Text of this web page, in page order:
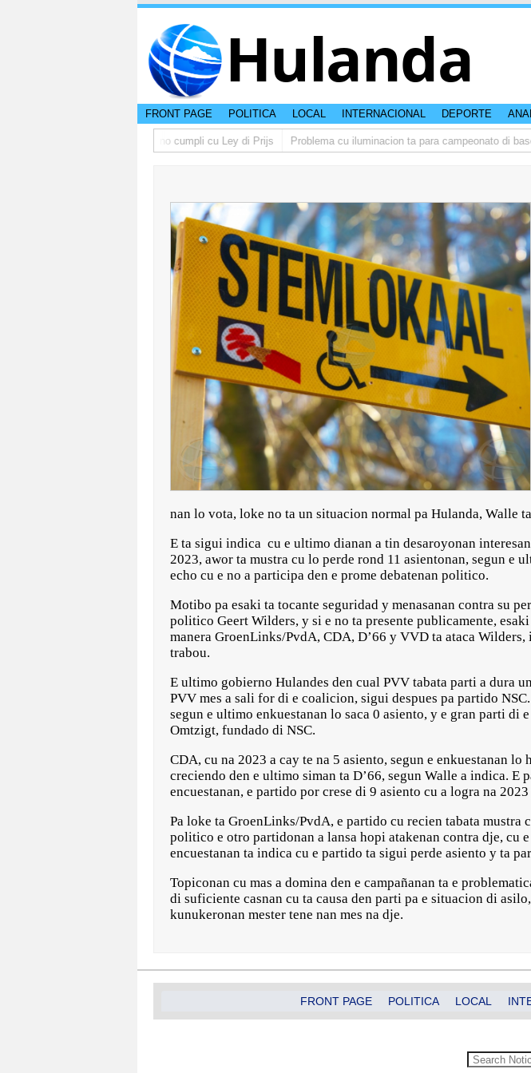
Hulanda
FRONT PAGE POLITICA LOCAL INTERNACIONAL DEPORTE
lo multa supermercado cu no cumpli cu Ley di Prijs Problema cu iluminacion ta para campeonato di baseball
nan lo vota, loke no ta un situacion normal pa Hulanda, Walle
E ta sigui indica cu e ultimo dianan a tin desaroyonan
2023, awor ta mustra cu lo perde rond 11 asientonan, segun e
echo cu e no a participa den e prome debatenan politico.
Motibo pa esaki ta tocante seguridad y menasanan contra su
politico Geert Wilders, y si e no ta presente publicamente,
manera GroenLinks/PvdA, CDA, D’66 y VVD ta ataca
trabou.
E ultimo gobierno Hulandes den cual PVV tabata parti a dura
PVV mes a sali for di e coalicion, sigui despues pa partido
segun e ultimo enkuestanan lo saca 0 asiento, y e gran parti
Omtzigt, fundado di NSC.
CDA, cu na 2023 a cay te na 5 asiento, segun e enkuestanan
creciendo den e ultimo siman ta D’66, segun Walle a indica. E
encuestanan, e partido por crese di 9 asiento cu a logra na
Pa loke ta GroenLinks/PvdA, e partido cu recien tabata
politico e otro partidonan a lansa hopi atakenan contra dje, cu
encuestanan ta indica cu e partido ta sigui perde asiento y ta
Topiconan cu mas a domina den e campañanan ta e
di suficiente casnan cu ta causa den parti pa e situacion di
kunukeronan mester tene nan mes na dje.
FRONT PAGE POLITICA LOCAL